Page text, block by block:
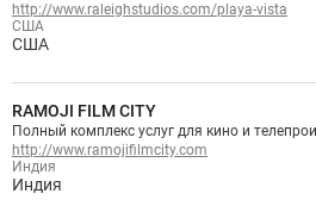
США
США
http://www.raleighstudios.com/playa-vista
Индия
Индия
http://www.ramojifilmcity.com
RAMOJI FILM CITY
Полный комплекс услуг для кино и